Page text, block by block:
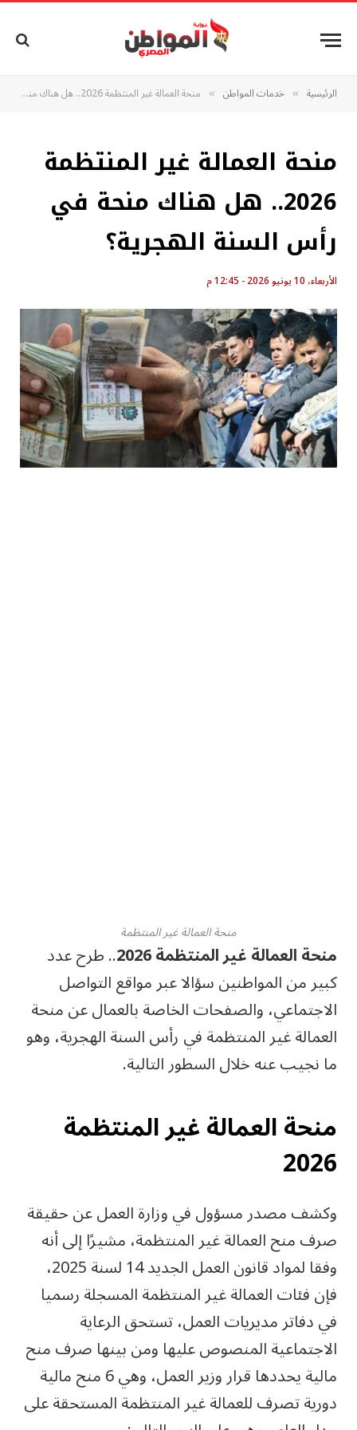
الرئيسية » خدمات المواطن » منحة العمالة غير المنتظمة 2026.. هل هناك منحة في رأس السنة الهجرية؟
منحة العمالة غير المنتظمة
2026.. هل هناك منحة في
رأس السنة الهجرية؟
الأربعاء، 10 يونيو 2026 - 12:45 م
منحة العمالة غير المنتظمة
منحة العمالة غير المنتظمة 2026
.. طرح عدد
كبير من المواطنين سؤالا عبر مواقع التواصل
الاجتماعي، والصفحات الخاصة بالعمال عن منحة
العمالة غير المنتظمة في رأس السنة الهجرية، وهو
ما نجيب عنه خلال السطور التالية.
منحة العمالة غير المنتظمة
2026
وكشف مصدر مسؤول في وزارة العمل عن حقيقة
صرف منح العمالة غير المنتظمة، مشيرًا إلى أنه
وفقا لمواد قانون العمل الجديد 14 لسنة 2025،
فإن فئات العمالة غير المنتظمة المسجلة رسميا
في دفاتر مديريات العمل، تستحق الرعاية
الاجتماعية المنصوص عليها ومن بينها صرف منح
مالية يحددها قرار وزير العمل، وهي 6 منح مالية
دورية تصرف للعمالة غير المنتظمة المستحقة على